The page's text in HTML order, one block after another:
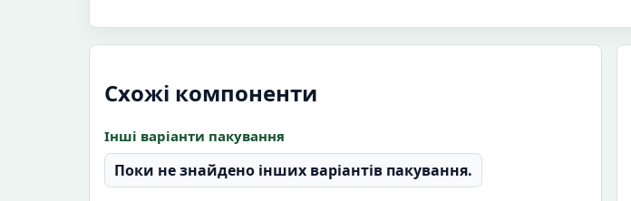
Схожі компоненти
Інші варіанти пакування
Поки не знайдено інших варіантів пакування.